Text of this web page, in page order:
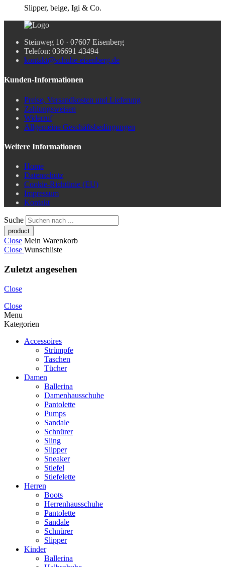
Slipper, beige, Igi & Co.
Steinweg 10 · 07607 Eisenberg
Telefon: 036691 43494
kontakt@schuhe-eisenberg.de
Kunden-Informationen
Preise, Versandkosten und Lieferung
Zahlungsweisen
Widerruf
Allgemeine Geschäftsbedingungen
Weitere Informationen
Home
Datenschutz
Cookie-Richtlinie (EU)
Impressum
Kontakt
Suche
Close Mein Warenkorb
Close Wunschliste
Zuletzt angesehen
Close
Close
Menu
Kategorien
Accessoires
Strümpfe
Taschen
Tücher
Damen
Ballerina
Damenhausschuhe
Pantolette
Pumps
Sandale
Schnürer
Sling
Slipper
Sneaker
Stiefel
Stiefelette
Herren
Boots
Herrenhausschuhe
Pantolette
Sandale
Schnürer
Slipper
Kinder
Ballerina